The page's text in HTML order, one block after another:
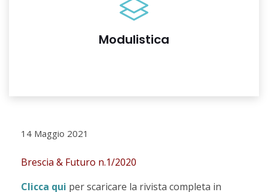
Modulistica
14 Maggio 2021
Brescia & Futuro n.1/2020
Clicca qui per scaricare la rivista completa in